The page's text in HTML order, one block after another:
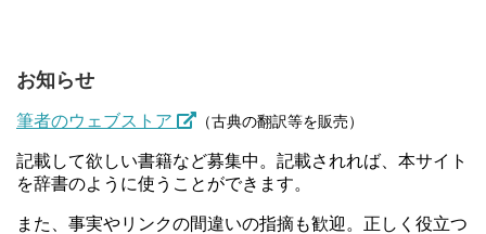
お知らせ
筆者のウェブストア （古典の翻訳等を販売）
記載して欲しい書籍など募集中。記載されれば、本サイト
を辞書のように使うことができます。
また、事実やリンクの間違いの指摘も歓迎。正しく役立つ